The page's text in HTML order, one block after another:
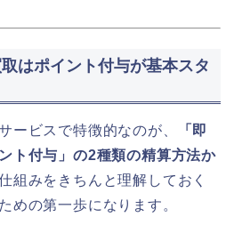
はポイント付与が基本スタ
ービスで特徴的なのが、
「即
ト付与」の2種類の精算方法か
組みをきちんと理解しておく
めの第一歩になります。